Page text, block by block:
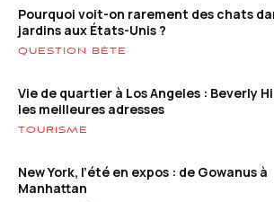
Pourquoi voit-on rarement des chats
jardins aux États-Unis ?
QUESTION BÊTE
Vie de quartier à Los Angeles : Beverly
les meilleures adresses
TOURISME
New York, l’été en expos : de Gowanus à
Manhattan